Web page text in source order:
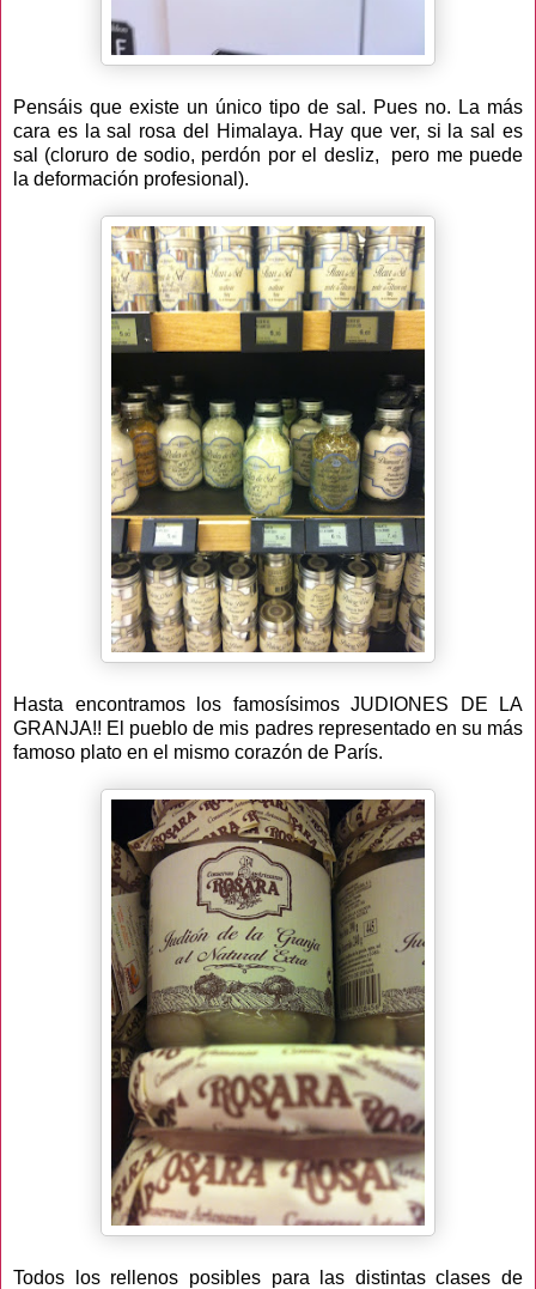
Pensáis que existe un único tipo de sal. Pues no. La más
cara es la sal rosa del Himalaya. Hay que ver, si la sal es
sal (cloruro de sodio, perdón por el desliz, pero me puede
la deformación profesional).
Hasta encontramos los famosísimos JUDIONES DE LA
GRANJA!! El pueblo de mis padres representado en su más
famoso plato en el mismo corazón de París.
Todos los rellenos posibles para las distintas clases de